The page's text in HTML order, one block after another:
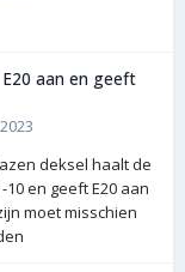
aan en geeft
deksel haalt de
en geeft E20 aan
moet misschien